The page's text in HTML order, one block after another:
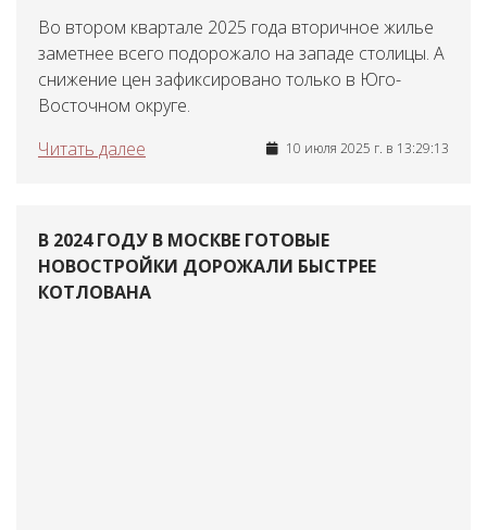
Во втором квартале 2025 года вторичное жилье
заметнее всего подорожало на западе столицы. А
снижение цен зафиксировано только в Юго-
Восточном округе.
Читать далее
10 июля 2025 г. в 13:29:13
В 2024 ГОДУ В МОСКВЕ ГОТОВЫЕ
НОВОСТРОЙКИ ДОРОЖАЛИ БЫСТРЕЕ
КОТЛОВАНА